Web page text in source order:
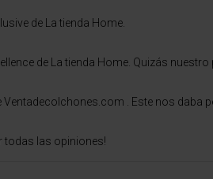
de La tienda Home.
de La tienda Home. Quizás
Ventadecolchones.com . Este nos daba
todas las opiniones!